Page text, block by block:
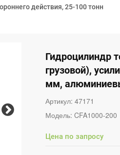
действия, 25-100 тонн
Гидроцилиндр
грузовой),
мм,
Артикул:47171
Модель:CFA1000-200
Цена по запросу